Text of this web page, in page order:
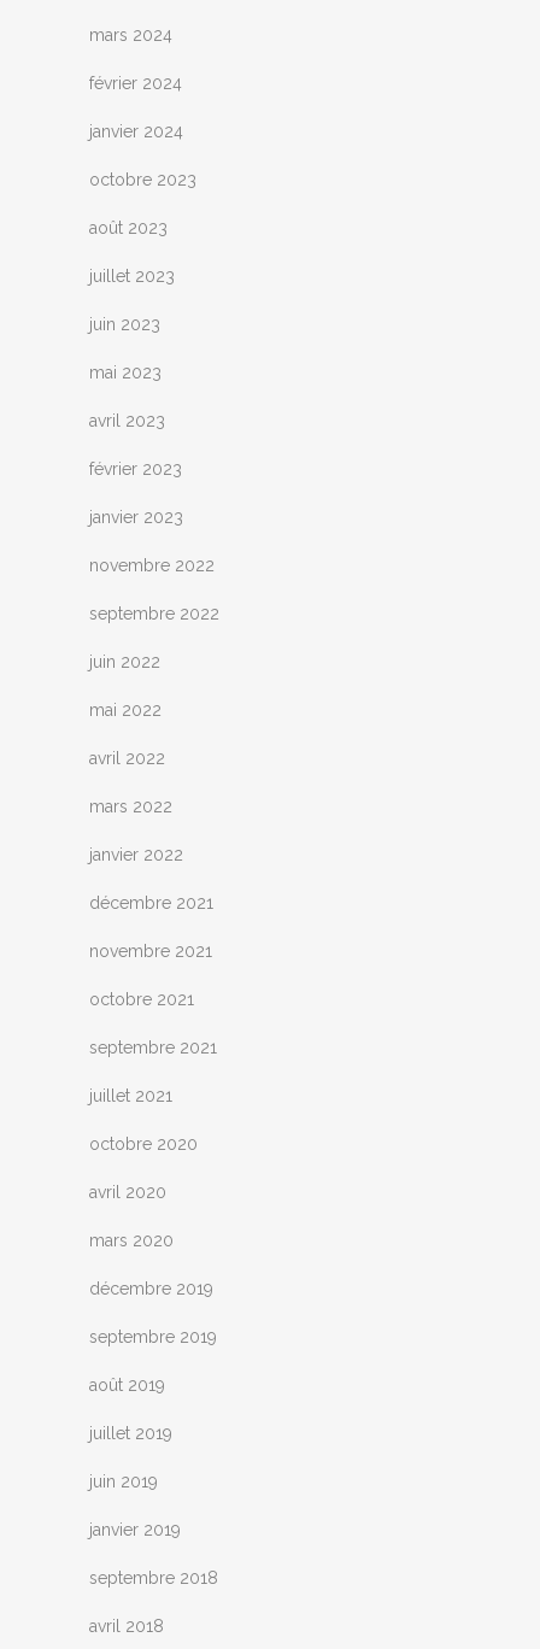
mars 2024
février 2024
janvier 2024
octobre 2023
août 2023
juillet 2023
juin 2023
mai 2023
avril 2023
février 2023
janvier 2023
novembre 2022
septembre 2022
juin 2022
mai 2022
avril 2022
mars 2022
janvier 2022
décembre 2021
novembre 2021
octobre 2021
septembre 2021
juillet 2021
octobre 2020
avril 2020
mars 2020
décembre 2019
septembre 2019
août 2019
juillet 2019
juin 2019
janvier 2019
septembre 2018
avril 2018